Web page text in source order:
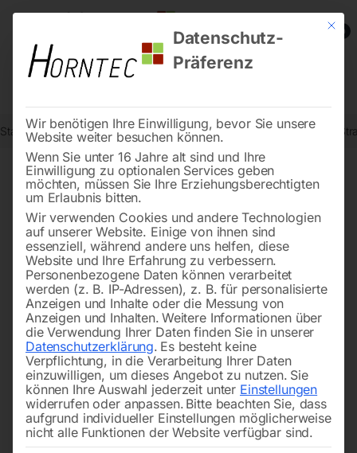
0
Start Stadtmobiliar Verkehrszeichen nach StVO Kreuzung mit
Mit
Datenschutz-
Präferenz
Wir benötigen Ihre Einwilligung, bevor Sie unsere
Website weiter besuchen können.
Wenn Sie unter 16 Jahre alt sind und Ihre
Einwilligung zu optionalen Services geben
möchten, müssen Sie Ihre Erziehungsberechtigten
um Erlaubnis bitten.
Wir verwenden Cookies und andere Technologien
auf unserer Website. Einige von ihnen sind
essenziell, während andere uns helfen, diese
Website und Ihre Erfahrung zu verbessern.
Personenbezogene Daten können verarbeitet
werden (z. B. IP-Adressen), z. B. für personalisierte
Anzeigen und Inhalte oder die Messung von
Anzeigen und Inhalten. Weitere Informationen über
die Verwendung Ihrer Daten finden Sie in unserer
Datenschutzerklärung. Es besteht keine
Verpflichtung, in die Verarbeitung Ihrer Daten
einzuwilligen, um dieses Angebot zu nutzen. Sie
können Ihre Auswahl jederzeit unter Einstellungen
widerrufen oder anpassen. Bitte beachten Sie, dass
aufgrund individueller Einstellungen möglicherweise
nicht alle Funktionen der Website verfügbar sind.